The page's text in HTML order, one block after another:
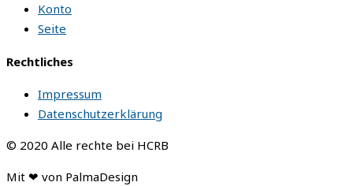
Konto
Seite
Rechtliches
Impressum
Datenschutzerklärung
© 2020 Alle rechte bei HCRB
Mit ❤ von PalmaDesign